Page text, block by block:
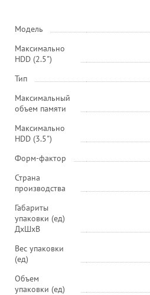
Модель
Максимально
HDD (2.5")
Тип
Максимальный
объем памяти
Максимально
HDD (3.5")
Форм-фактор
Страна
производства
Габариты
упаковки (ед)
ДхШхВ
Вес упаковки
(ед)
Объем
упаковки (ед)